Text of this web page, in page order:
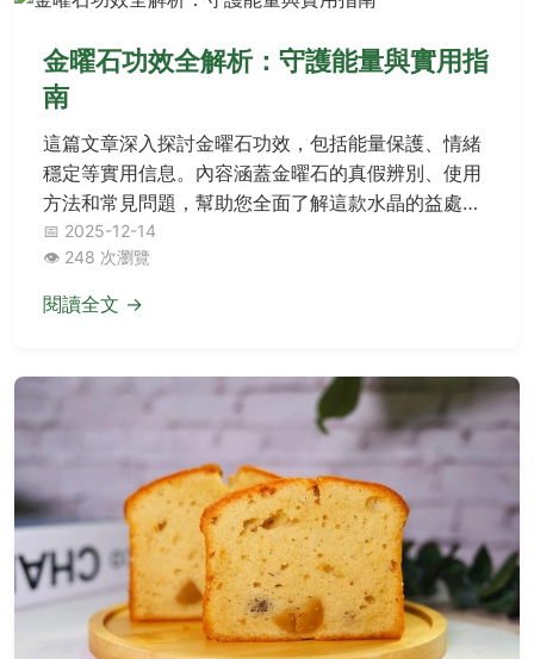
金曜石功效全解析：守護能量與實用指
南
這篇文章深入探討金曜石功效，包括能量保護、情緒
穩定等實用信息。內容涵蓋金曜石的真假辨別、使用
方法和常見問題，幫助您全面了解這款水晶的益處與
注意事項。無論您是新手還是資深愛好者，都能找到
有價值的建議。
📅 2025-12-14
👁️ 248 次瀏覽
閱讀全文 →